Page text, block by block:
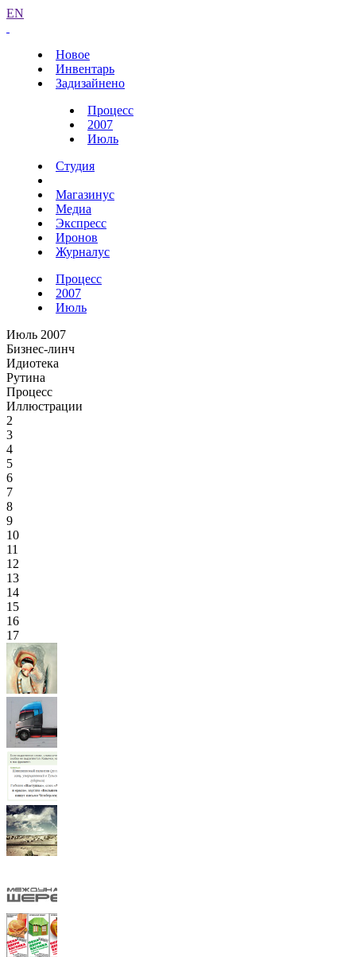
EN
Новое
Инвентарь
Задизайнено
Процесс
2007
Июль
Студия
Магазинус
Медиа
Экспресс
Иронов
Журналус
Процесс
2007
Июль
Июль 2007
Бизнес-линч
Идиотека
Рутина
Процесс
Иллюстрации
2
3
4
5
6
7
8
9
10
11
12
13
14
15
16
17